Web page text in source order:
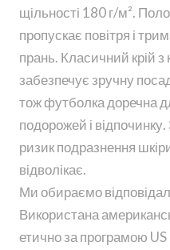
щільності 180 г/м².
пропускає повітря і
прань. Класичний крій
забезпечує зручну
тож футболка доречна
подорожей і відпочинку.
ризик подразнення
відволікає.
Ми обираємо
Використана
етично за програмою